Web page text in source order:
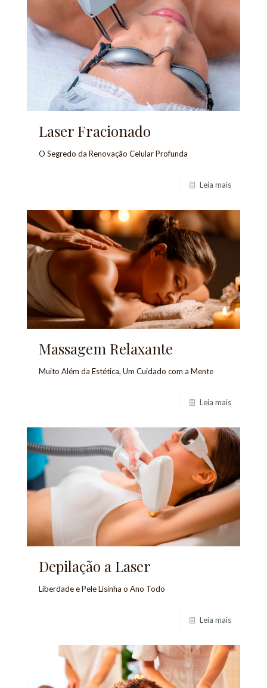
Laser Fracionado
O Segredo da Renovação Celular Profunda
Leia mais
Massagem Relaxante
Muito Além da Estética, Um Cuidado com a Mente
Leia mais
Depilação a Laser
Liberdade e Pele Lisinha o Ano Todo
Leia mais